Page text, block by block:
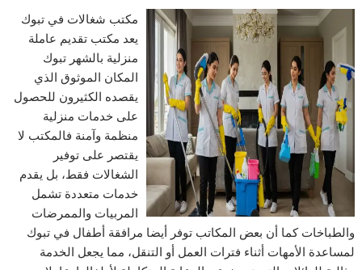
مكتب شغالات في تبوك
يعد مكتب تقديم عاملة
منزلية بالشهر تبوك
المكان الموثوق الذي
يقصده الكثيرون للحصول
على خدمات منزلية
منظمة وآمنة فالمكتب لا
يقتصر على توفير
الشغالات فقط، بل يقدم
خدمات متعددة تشمل
المربيات والممرضات
والطباخات كما أن بعض المكاتب توفر أيضا مرافقة أطفال في تبوك
لمساعدة الأمهات أثناء فترات العمل أو التنقل، مما يجعل الخدمة